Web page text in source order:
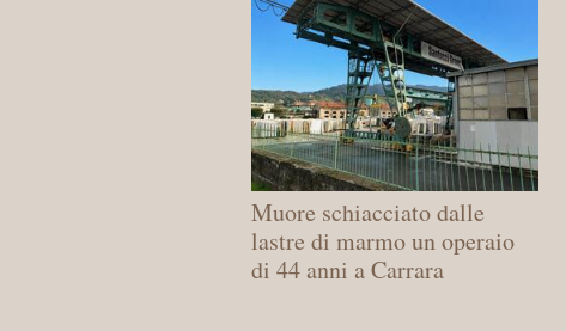
Muore schiacciato dalle
lastre di marmo un operaio
di 44 anni a Carrara